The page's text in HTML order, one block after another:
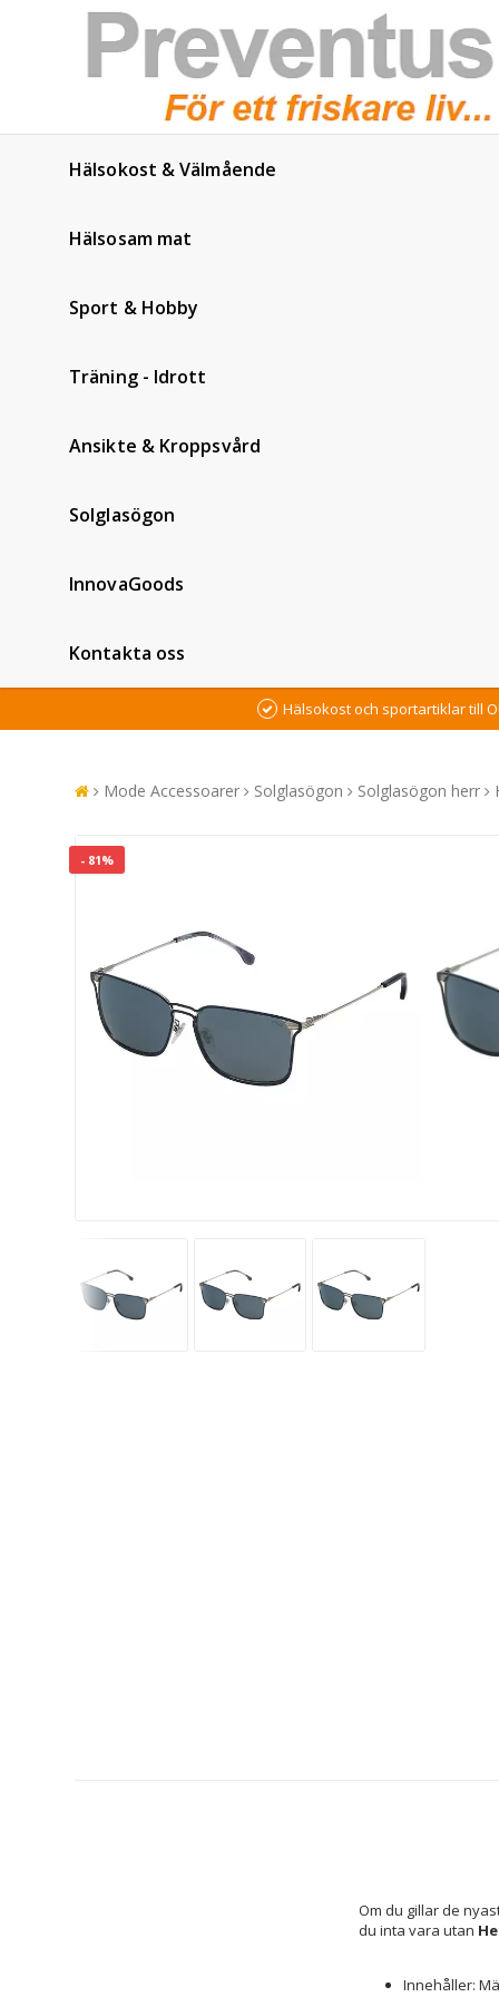
Hälsokost & Välmående
Hälsosam mat
Sport & Hobby
Träning - Idrott
Ansikte & Kroppsvård
Solglasögon
InnovaGoods
Kontakta oss
Hälsokost och sportartiklar till
Mode Accessoarer Solglasögon Solglasögon herr
- 81%
Om du gillar de
du inta vara utan
Innehåller: